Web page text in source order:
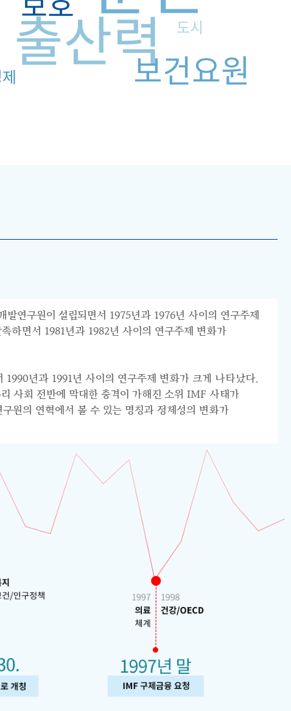
출산력보건요원
도시
연구원이 설립되면서 1975년과 1976년 사이의 연구주제
하면서 1981년과 1982년 사이의 연구주제 변화가
1990년과 1991년 사이의 연구주제 변화가 크게 나타났다.
사회 전반에 막대한 충격이 가해진 소위 IMF 사태가
원의 연혁에서 볼 수 있는 명칭과 정체성의 변화가